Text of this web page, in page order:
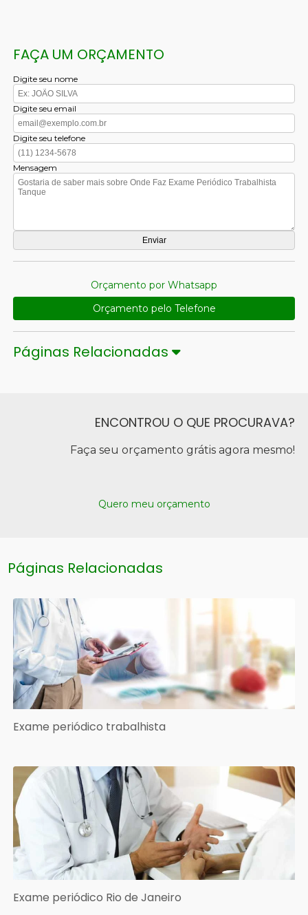
FAÇA UM ORÇAMENTO
Digite seu nome
Digite seu email
Digite seu telefone
Mensagem
Orçamento por Whatsapp
Orçamento pelo Telefone
Páginas Relacionadas
ENCONTROU O QUE PROCURAVA?
Faça seu orçamento grátis agora mesmo!
Quero meu orçamento
Páginas Relacionadas
Exame periódico trabalhista
Exame periódico Rio de Janeiro